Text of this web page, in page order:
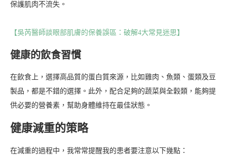
保護肌肉不流失。
【吳芮醫師談眼部肌膚的保養誤區：破解4大常見迷思】
健康的飲食習慣
在飲食上，選擇高品質的蛋白質來源，比如雞肉、魚類、蛋類及豆
製品，都是不錯的選擇。此外，配合足夠的蔬菜與全穀類，能夠提
供必要的營養素，幫助身體維持在最佳狀態。
健康減重的策略
在減重的過程中，我常常提醒我的患者要注意以下幾點：